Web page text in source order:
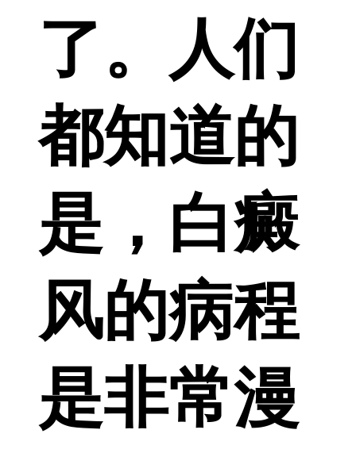
了。人们
都知道的
是，白癜
风的病程
是非常漫